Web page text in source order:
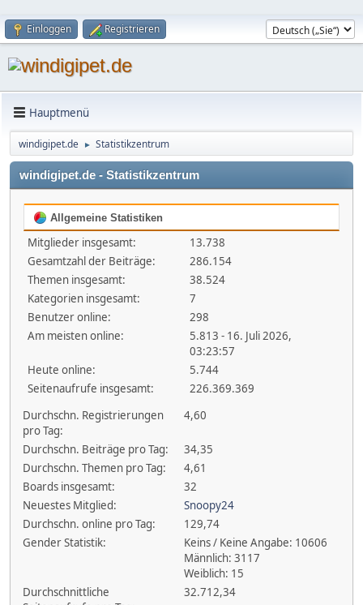
Einloggen Registrieren
Hauptmenü
windigipet.de ► Statistikzentrum
windigipet.de - Statistikzentrum
Allgemeine Statistiken
Mitglieder insgesamt:
13.738
Gesamtzahl der Beiträge:
286.154
Themen insgesamt:
38.524
Kategorien insgesamt:
7
Benutzer online:
298
Am meisten online:
5.813 - 16. Juli 2026,
03:23:57
Heute online:
5.744
Seitenaufrufe insgesamt:
226.369.369
Durchschn. Registrierungen
pro Tag:
4,60
Durchschn. Beiträge pro Tag:
34,35
Durchschn. Themen pro Tag:
4,61
Boards insgesamt:
32
Neuestes Mitglied:
Snoopy24
Durchschn. online pro Tag:
129,74
Gender Statistik:
Keins / Keine Angabe: 10606
Männlich: 3117
Weiblich: 15
Durchschnittliche
32.712,34